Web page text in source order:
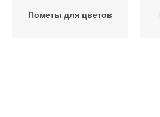
Пометы для цветов